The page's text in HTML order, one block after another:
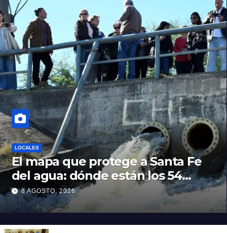
LOCALES
El mapa que protege a Santa Fe
del agua: dónde están los 54
puntos de bombeo
8 AGOSTO, 2026